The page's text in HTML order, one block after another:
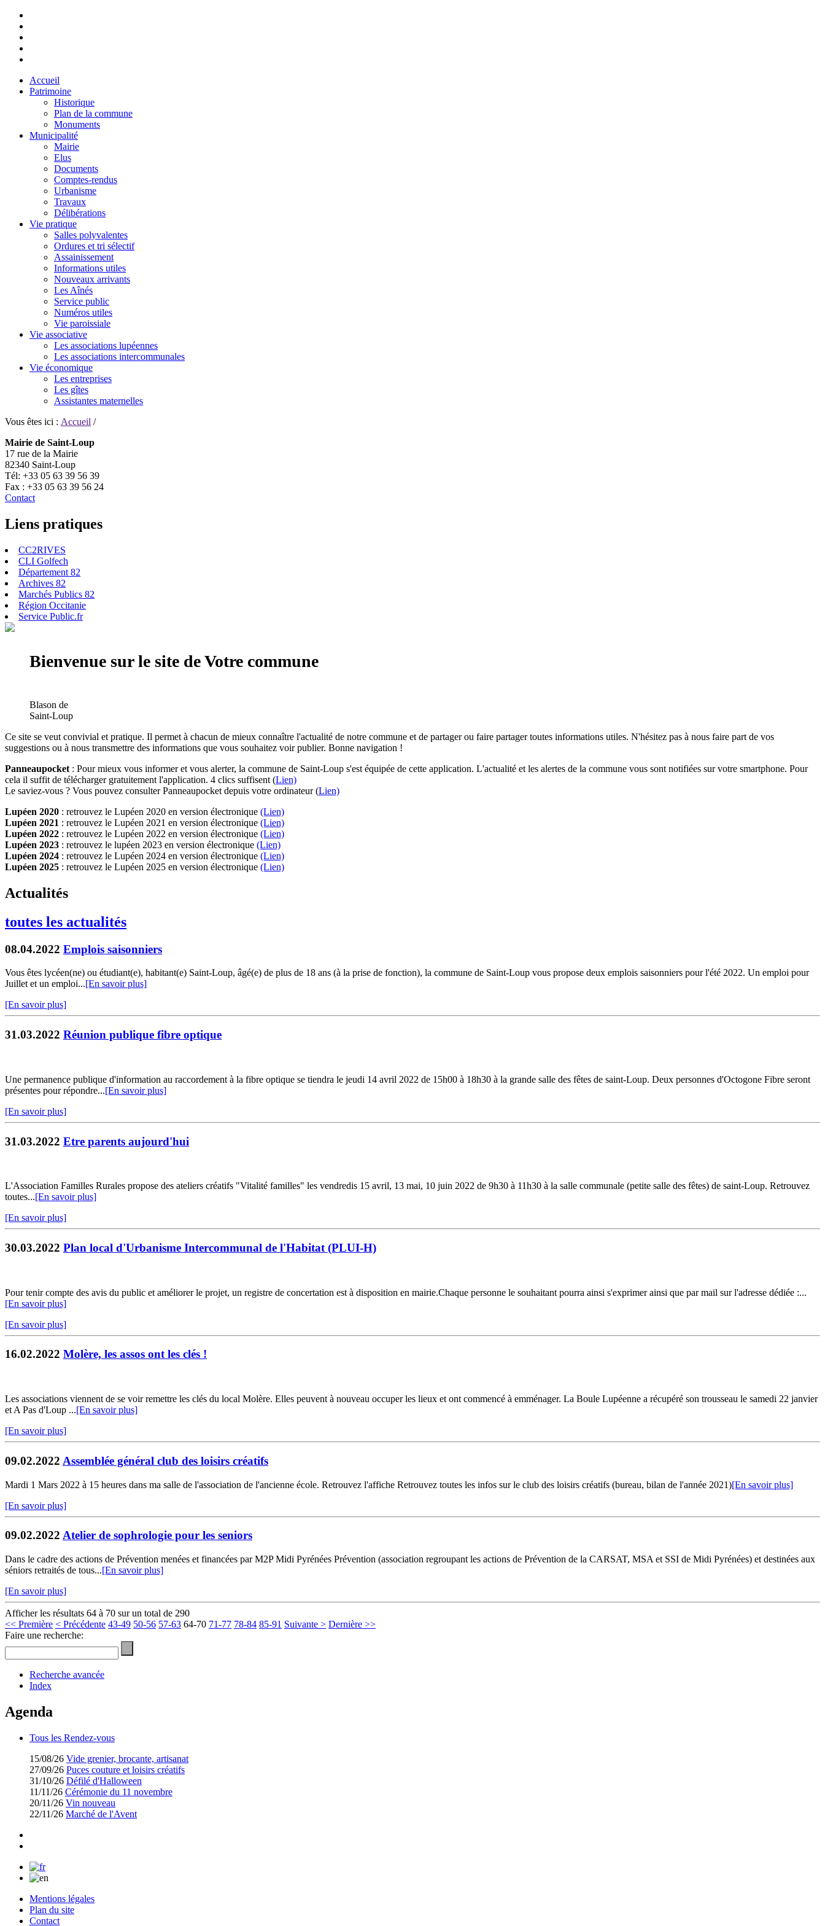
Accueil
Patrimoine
Historique
Plan de la commune
Monuments
Municipalité
Mairie
Elus
Documents
Comptes-rendus
Urbanisme
Travaux
Délibérations
Vie pratique
Salles polyvalentes
Ordures et tri sélectif
Assainissement
Informations utiles
Nouveaux arrivants
Les Aînés
Service public
Numéros utiles
Vie paroissiale
Vie associative
Les associations lupéennes
Les associations intercommunales
Vie économique
Les entreprises
Les gîtes
Assistantes maternelles
Vous êtes ici : Accueil /
Mairie de Saint-Loup
17 rue de la Mairie
82340 Saint-Loup
Tél: +33 05 63 39 56 39
Fax : +33 05 63 39 56 24
Contact
Liens pratiques
CC2RIVES
CLI Golfech
Département 82
Archives 82
Marchés Publics 82
Région Occitanie
Service Public.fr
Bienvenue sur le site de Votre commune
Blason de
Saint-Loup
Ce site se veut convivial et pratique. Il permet à chacun de mieux connaître l'actualité de notre commune et de partager ou faire partager toutes informations utiles. N'hésitez pas à nous faire part de vos
suggestions ou à nous transmettre des informations que vous souhaitez voir publier. Bonne navigation !
Panneaupocket : Pour mieux vous informer et vous alerter, la commune de Saint-Loup s'est équipée de cette application. L'actualité et les alertes de la commune vous sont notifiées sur votre smartphone. Pour
cela il suffit de télécharger gratuitement l'application. 4 clics suffisent (Lien)
Le saviez-vous ? Vous pouvez consulter Panneaupocket depuis votre ordinateur (Lien)
Lupéen 2020 : retrouvez le Lupéen 2020 en version électronique (Lien)
Lupéen 2021 : retrouvez le Lupéen 2021 en version électronique (Lien)
Lupéen 2022 : retrouvez le Lupéen 2022 en version électronique (Lien)
Lupéen 2023 : retrouvez le lupéen 2023 en version électronique (Lien)
Lupéen 2024 : retrouvez le Lupéen 2024 en version électronique (Lien)
Lupéen 2025 : retrouvez le Lupéen 2025 en version électronique (Lien)
Actualités
toutes les actualités
08.04.2022 Emplois saisonniers
Vous êtes lycéen(ne) ou étudiant(e), habitant(e) Saint-Loup, âgé(e) de plus de 18 ans (à la prise de fonction), la commune de Saint-Loup vous propose deux emplois saisonniers pour l'été 2022. Un emploi pour
Juillet et un emploi...[En savoir plus]
[En savoir plus]
31.03.2022 Réunion publique fibre optique
Une permanence publique d'information au raccordement à la fibre optique se tiendra le jeudi 14 avril 2022 de 15h00 à 18h30 à la grande salle des fêtes de saint-Loup. Deux personnes d'Octogone Fibre seront
présentes pour répondre...[En savoir plus]
[En savoir plus]
31.03.2022 Etre parents aujourd'hui
L'Association Familles Rurales propose des ateliers créatifs "Vitalité familles" les vendredis 15 avril, 13 mai, 10 juin 2022 de 9h30 à 11h30 à la salle communale (petite salle des fêtes) de saint-Loup. Retrouvez
toutes...[En savoir plus]
[En savoir plus]
30.03.2022 Plan local d'Urbanisme Intercommunal de l'Habitat (PLUI-H)
Pour tenir compte des avis du public et améliorer le projet, un registre de concertation est à disposition en mairie.Chaque personne le souhaitant pourra ainsi s'exprimer ainsi que par mail sur l'adresse dédiée :...
[En savoir plus]
[En savoir plus]
16.02.2022 Molère, les assos ont les clés !
Les associations viennent de se voir remettre les clés du local Molère. Elles peuvent à nouveau occuper les lieux et ont commencé à emménager. La Boule Lupéenne a récupéré son trousseau le samedi 22 janvier
et A Pas d'Loup ...[En savoir plus]
[En savoir plus]
09.02.2022 Assemblée général club des loisirs créatifs
Mardi 1 Mars 2022 à 15 heures dans ma salle de l'association de l'ancienne école. Retrouvez l'affiche Retrouvez toutes les infos sur le club des loisirs créatifs (bureau, bilan de l'année 2021)[En savoir plus]
[En savoir plus]
09.02.2022 Atelier de sophrologie pour les seniors
Dans le cadre des actions de Prévention menées et financées par M2P Midi Pyrénées Prévention (association regroupant les actions de Prévention de la CARSAT, MSA et SSI de Midi Pyrénées) et destinées aux
séniors retraités de tous...[En savoir plus]
[En savoir plus]
Afficher les résultats 64 à 70 sur un total de 290
<< Première < Précédente 43-49 50-56 57-63 64-70 71-77 78-84 85-91 Suivante > Dernière >>
Faire une recherche:
Recherche avancée
Index
Agenda
Tous les Rendez-vous
15/08/26 Vide grenier, brocante, artisanat
27/09/26 Puces couture et loisirs créatifs
31/10/26 Défilé d'Halloween
11/11/26 Cérémonie du 11 novembre
20/11/26 Vin nouveau
22/11/26 Marché de l'Avent
Mentions légales
Plan du site
Contact